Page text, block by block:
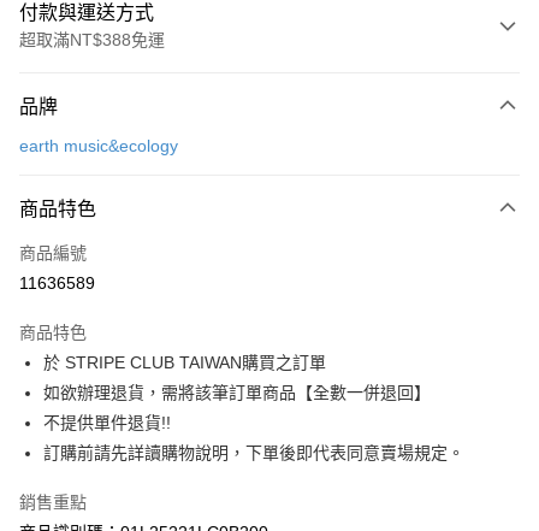
付款與運送方式
超取滿NT$388免運
信用卡一次付款
3 期 0 利率 每期
合作金庫商業銀行
上海商業儲蓄銀行
臺灣中小企業銀行
匯豐（台灣）商業銀行
華泰商業銀行
聯邦商業銀行
遠東國際商業銀行
元大商業銀行
玉山商業銀行
星展（台灣）商業銀行
台灣樂天信用卡公司
超商取貨付款
LINE Pay
Apple Pay
街口支付
悠遊付
大哥付你分期
品牌
earth music&ecology
商品特色
商品編號
11636589
商品特色
於 STRIPE CLUB TAIWAN購買之訂單
如欲辦理退貨，需將該筆訂單商品【全數一併退回】
不提供單件退貨!!
訂購前請先詳讀購物說明，下單後即代表同意賣場規定。
銷售重點